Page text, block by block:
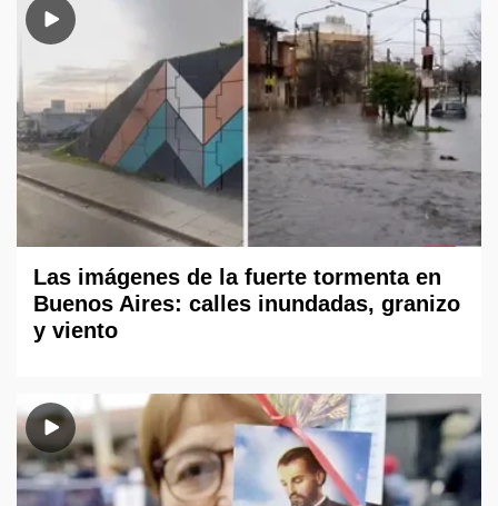
Las imágenes de la fuerte tormenta en
Buenos Aires: calles inundadas, granizo
y viento